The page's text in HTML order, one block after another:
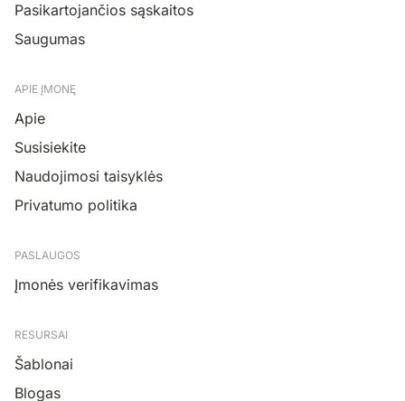
Pasikartojančios sąskaitos
Saugumas
APIE ĮMONĘ
Apie
Susisiekite
Naudojimosi taisyklės
Privatumo politika
PASLAUGOS
Įmonės verifikavimas
RESURSAI
Šablonai
Blogas